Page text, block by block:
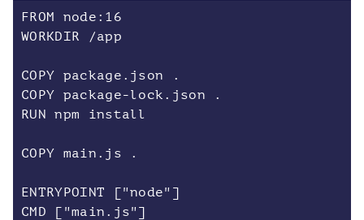
FROM node:16
WORKDIR /app
COPY package.json .
COPY package-lock.json .
RUN npm install
COPY main.js .
ENTRYPOINT ["node"]
CMD ["main.js"]